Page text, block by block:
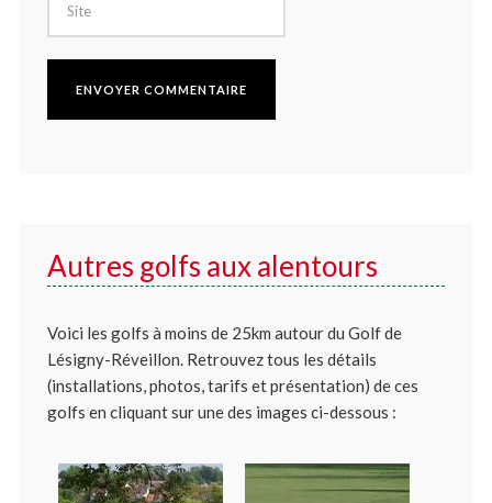
Autres golfs aux alentours
Voici les golfs à moins de 25km autour du Golf de
Lésigny-Réveillon. Retrouvez tous les détails
(installations, photos, tarifs et présentation) de ces
golfs en cliquant sur une des images ci-dessous :